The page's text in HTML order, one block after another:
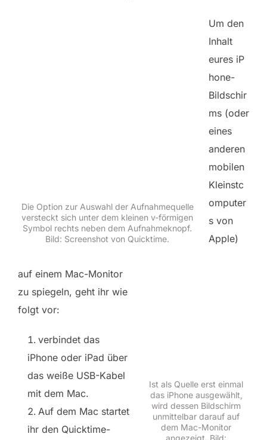
Die Option zur Auswahl der Aufnahmequelle
versteckt sich unter dem kleinen v-förmigen
Symbol rechts neben dem Aufnahmeknopf.
Bild: Screenshot von Quicktime.
Ist als Quelle erst einmal
das iPhone ausgewählt,
wird dessen Bildschirm
unmittelbar darauf auf
dem Mac-Monitor
angezeigt. Bild:
Um den
Inhalt
eures iP
hone-
Bildschir
ms (oder
eines
anderen
mobilen
Kleinstc
omputer
s von
Apple)
auf einem Mac-Monitor
zu spiegeln, geht ihr wie
folgt vor:
verbindet das
iPhone oder iPad über
das weiße USB-Kabel
mit dem Mac.
Auf dem Mac startet
ihr den Quicktime-